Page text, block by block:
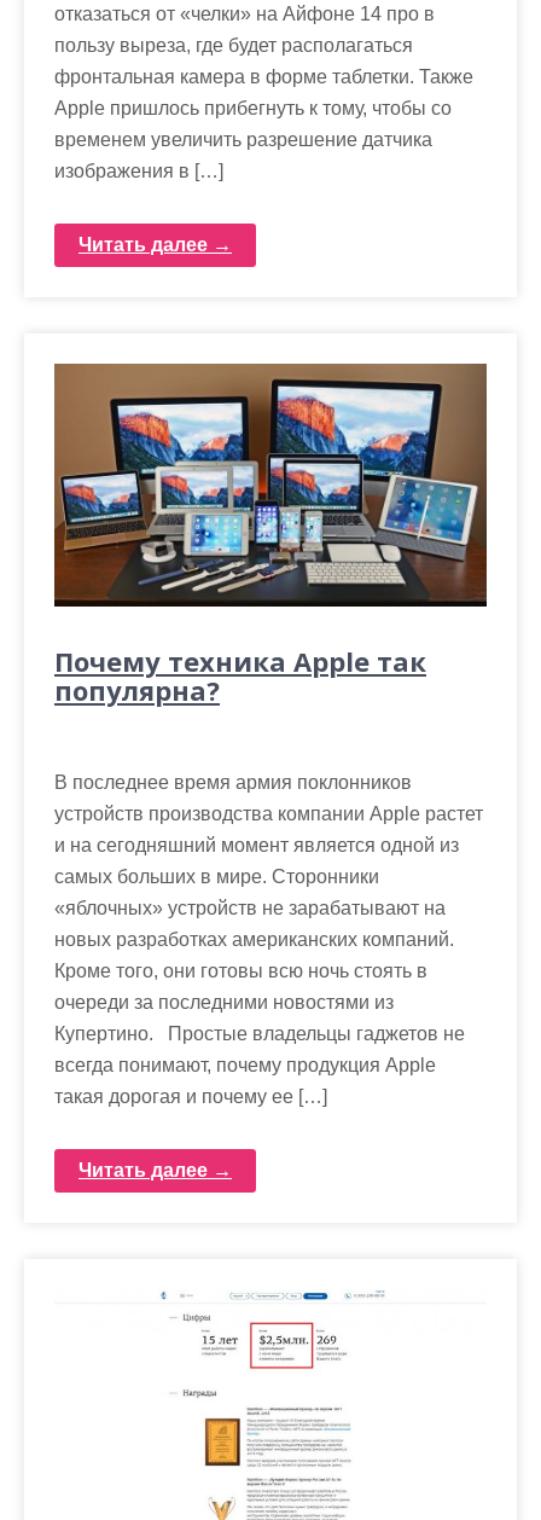
отказаться от «челки» на Айфоне 14 про в
пользу выреза, где будет располагаться
фронтальная камера в форме таблетки. Также
Apple пришлось прибегнуть к тому, чтобы со
временем увеличить разрешение датчика
изображения в […]
Читать далее →
Почему техника Apple так
популярна?
В последнее время армия поклонников
устройств производства компании Apple растет
и на сегодняшний момент является одной из
самых больших в мире. Сторонники
«яблочных» устройств не зарабатывают на
новых разработках американских компаний.
Кроме того, они готовы всю ночь стоять в
очереди за последними новостями из
Купертино. Простые владельцы гаджетов не
всегда понимают, почему продукция Apple
такая дорогая и почему ее […]
Читать далее →